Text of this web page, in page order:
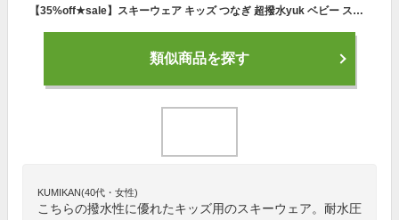
【35%off★sale】スキーウェア キッズ つなぎ 超撥水yuk ベビー スノーボードウェア 80cm 90cm 100cm 110cm 120cm 130cm 140cm ジャンプスーツ ジャンパー アウター 女の子 男の子 子供 撥水加工 スキー 雪遊び 耐水圧10000mm 2023-24年 新作
類似商品を探す
KUMIKAN(40代・女性)
こちらの撥水性に優れたキッズ用のスキーウェア。耐水圧